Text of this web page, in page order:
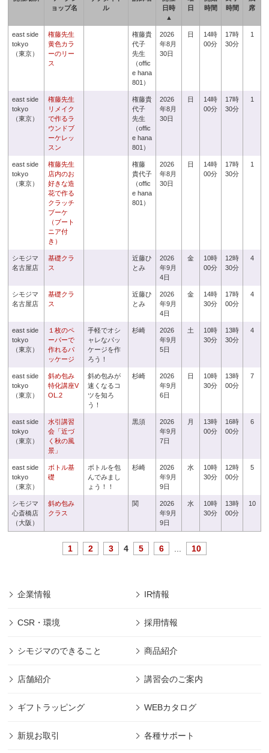
ョップ名
ル
日時
▲
日
時間
時間
席
east side
tokyo
（東京）
権藤先生
黄色カラ
ーのリー
ス
権藤貴
代子
先生
（offic
e hana
801）
2026
年8月
30日
日
14時
00分
17時
30分
1
east side
tokyo
（東京）
権藤先生
リメイク
で作るラ
ウンドブ
ーケレッ
スン
権藤貴
代子
先生
（offic
e hana
801）
2026
年8月
30日
日
14時
00分
17時
30分
1
east side
tokyo
（東京）
権藤先生
店内のお
好きな造
花で作る
クラッチ
ブーケ
（ブート
ニア付
き）
権藤
貴代子
（offic
e hana
801）
2026
年8月
30日
日
14時
00分
17時
30分
1
シモジマ
名古屋店
基礎クラ
ス
近藤ひ
とみ
2026
年9月
4日
金
10時
00分
12時
30分
4
シモジマ
名古屋店
基礎クラ
ス
近藤ひ
とみ
2026
年9月
4日
金
14時
30分
17時
00分
4
east side
tokyo
（東京）
１枚のペ
ーパーで
作れるパ
ッケージ
手軽でオシ
ャレなパッ
ケージを作
ろう！
杉崎
2026
年9月
5日
土
10時
30分
13時
30分
4
east side
tokyo
（東京）
斜め包み
特化講座V
OL.2
斜め包みが
速くなるコ
ツを知ろ
う！
杉崎
2026
年9月
6日
日
10時
30分
13時
00分
7
east side
tokyo
（東京）
水引講習
会「近づ
く秋の風
景」
黒須
2026
年9月
7日
月
13時
00分
16時
00分
6
east side
tokyo
（東京）
ボトル基
礎
ボトルを包
んでみまし
ょう！！
杉崎
2026
年9月
9日
水
10時
30分
12時
00分
5
シモジマ
心斎橋店
（大阪）
斜め包み
クラス
関
2026
年9月
9日
水
10時
30分
13時
00分
10
1 2 3 4 5 6 10
企業情報 IR情報
CSR・環境 採用情報
シモジマのできること 商品紹介
店舗紹介 講習会のご案内
ギフトラッピング WEBカタログ
新規お取引 各種サポート